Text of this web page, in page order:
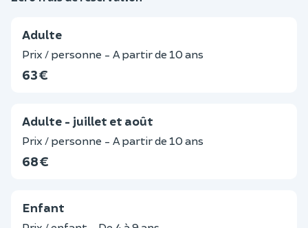
Adulte
Prix / personne - A partir de 10 ans
63 €
Adulte - juillet et août
Prix / personne - A partir de 10 ans
68 €
Enfant